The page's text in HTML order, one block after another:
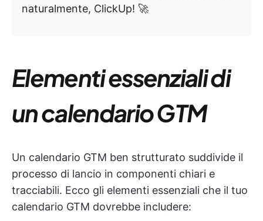
naturalmente, ClickUp! 🚀
Elementi essenziali di
un calendario GTM
Un calendario GTM ben strutturato suddivide il
processo di lancio in componenti chiari e
tracciabili. Ecco gli elementi essenziali che il tuo
calendario GTM dovrebbe includere: